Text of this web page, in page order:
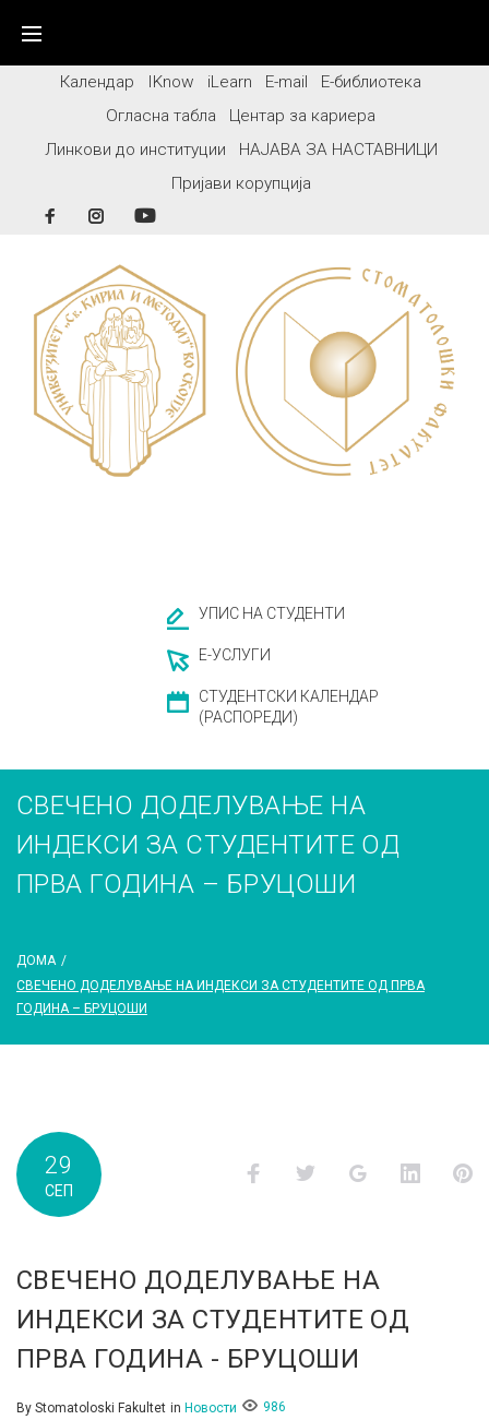
contentКалендар IKnow iLearn E-mail
Е-библиотека
Огласна табла
Центар за кариера
Линкови до институции
НАЈАВА ЗА НАСТАВНИЦИ
Пријави корупција
FacebookInstagram
УПИС НА СТУДЕНТИ
Е-УСЛУГИ
СТУДЕНТСКИ КАЛЕНДАР
(РАСПОРЕДИ)
СВЕЧЕНО ДОДЕЛУВАЊЕ НА
ИНДЕКСИ ЗА СТУДЕНТИТЕ ОД
ПРВА ГОДИНА – БРУЦОШИ
ДОМА /
СВЕЧЕНО ДОДЕЛУВАЊЕ НА ИНДЕКСИ ЗА СТУДЕНТИТЕ ОД ПРВА
ГОДИНА – БРУЦОШИ
29
СЕП
FacebookTwitter Google+
СВЕЧЕНО ДОДЕЛУВАЊЕ НА
ИНДЕКСИ ЗА СТУДЕНТИТЕ ОД
ПРВА ГОДИНА - БРУЦОШИ
By Stomatoloski Fakultet in Новости 986